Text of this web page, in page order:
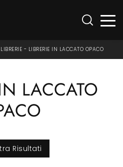
LIBRERIE - LIBRERIE IN LACCATO OPACO
LACCATO
Risultati